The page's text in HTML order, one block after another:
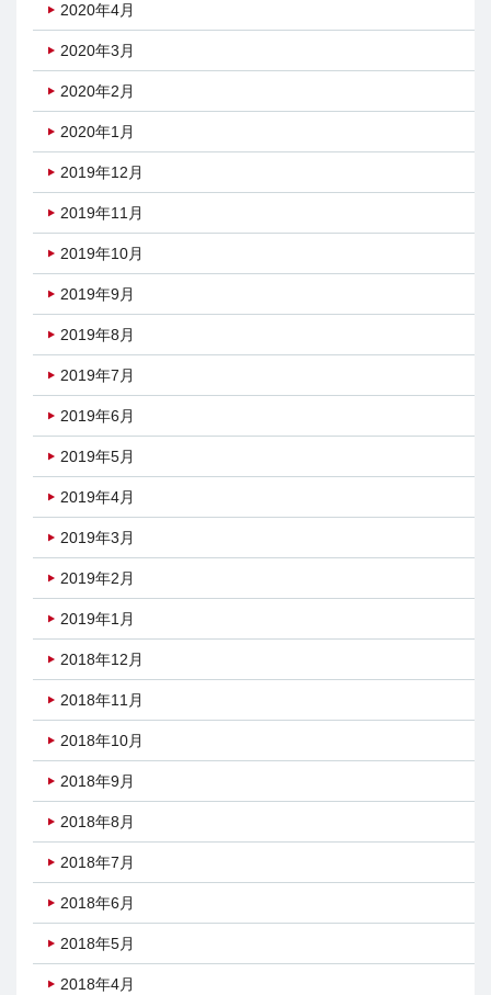
2020年4月
2020年3月
2020年2月
2020年1月
2019年12月
2019年11月
2019年10月
2019年9月
2019年8月
2019年7月
2019年6月
2019年5月
2019年4月
2019年3月
2019年2月
2019年1月
2018年12月
2018年11月
2018年10月
2018年9月
2018年8月
2018年7月
2018年6月
2018年5月
2018年4月